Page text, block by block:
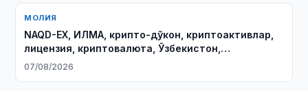
МОЛИЯ
NAQD-EX, ИЛМА, крипто-дўкон, криптоактивлар,
лицензия, криптовалюта, Ўзбекистон,
лицензиялаш, крипто хизматлари, электрон
07/08/2026